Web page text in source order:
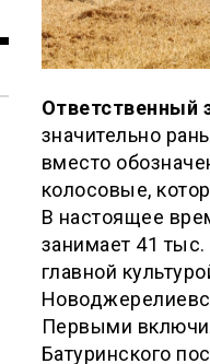
Ответственный
значительно
вместо
колосовые,
В настоящее
занимает 41
главной
Первыми
Батуринского